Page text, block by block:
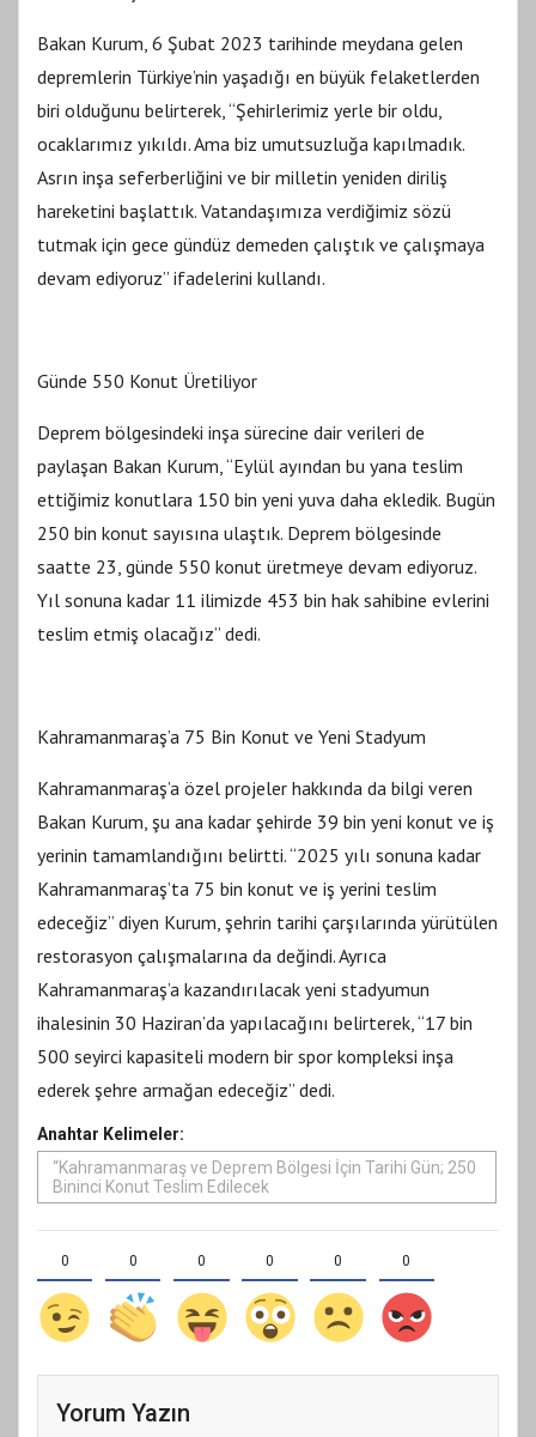
Bakan Kurum, 6 Şubat 2023 tarihinde meydana gelen
depremlerin Türkiye’nin yaşadığı en büyük felaketlerden
biri olduğunu belirterek, “Şehirlerimiz yerle bir oldu,
ocaklarımız yıkıldı. Ama biz umutsuzluğa kapılmadık.
Asrın inşa seferberliğini ve bir milletin yeniden diriliş
hareketini başlattık. Vatandaşımıza verdiğimiz sözü
tutmak için gece gündüz demeden çalıştık ve çalışmaya
devam ediyoruz” ifadelerini kullandı.
Günde 550 Konut Üretiliyor
Deprem bölgesindeki inşa sürecine dair verileri de
paylaşan Bakan Kurum, “Eylül ayından bu yana teslim
ettiğimiz konutlara 150 bin yeni yuva daha ekledik. Bugün
250 bin konut sayısına ulaştık. Deprem bölgesinde
saatte 23, günde 550 konut üretmeye devam ediyoruz.
Yıl sonuna kadar 11 ilimizde 453 bin hak sahibine evlerini
teslim etmiş olacağız” dedi.
Kahramanmaraş’a 75 Bin Konut ve Yeni Stadyum
Kahramanmaraş’a özel projeler hakkında da bilgi veren
Bakan Kurum, şu ana kadar şehirde 39 bin yeni konut ve iş
yerinin tamamlandığını belirtti. “2025 yılı sonuna kadar
Kahramanmaraş’ta 75 bin konut ve iş yerini teslim
edeceğiz” diyen Kurum, şehrin tarihi çarşılarında yürütülen
restorasyon çalışmalarına da değindi. Ayrıca
Kahramanmaraş’a kazandırılacak yeni stadyumun
ihalesinin 30 Haziran’da yapılacağını belirterek, “17 bin
500 seyirci kapasiteli modern bir spor kompleksi inşa
ederek şehre armağan edeceğiz” dedi.
Anahtar Kelimeler:
“Kahramanmaraş ve Deprem Bölgesi İçin Tarihi Gün; 250
Bininci Konut Teslim Edilecek
0 0 0 0 0 0
Yorum Yazın